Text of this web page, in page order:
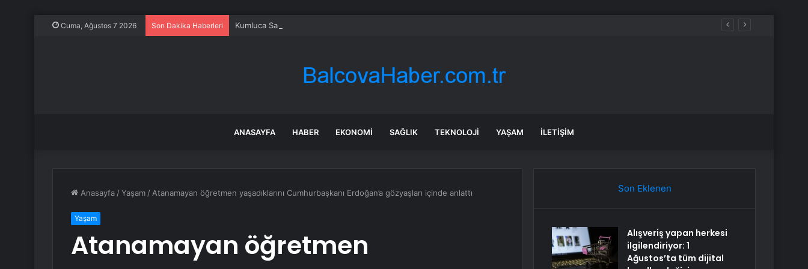
Cuma, Ağustos 7 2026 Son Dakika Haberleri Kumluca Sağlık Bilimleri Fakültesi Mezuniyet Töreni
ANASAYFA HABER EKONOMI SAĞLIK TEKNOLOJI YAŞAM İLETIŞIM
Anasayfa /Yaşam / Atanamayan öğretmen yaşadıklarını Cumhurbaşkanı Erdoğan’a gözyaşları içinde anlattı
Yaşam
Atanamayan öğretmen
Son Eklenen
Alışveriş yapan herkesi
ilgilendiriyor: 1
Ağustos’ta tüm dijital